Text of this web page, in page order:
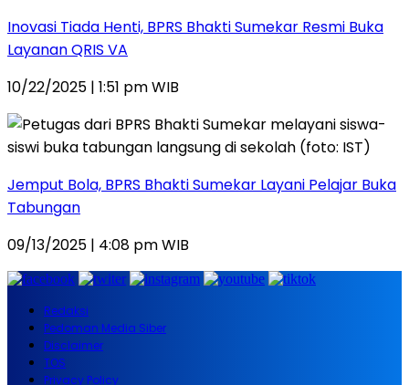
Inovasi Tiada Henti, BPRS Bhakti Sumekar Resmi Buka
Layanan QRIS VA
10/22/2025 | 1:51 pm WIB
Jemput Bola, BPRS Bhakti Sumekar Layani Pelajar Buka
Tabungan
09/13/2025 | 4:08 pm WIB
Redaksi
Pedoman Media Siber
Disclaimer
TOS
Privacy Policy